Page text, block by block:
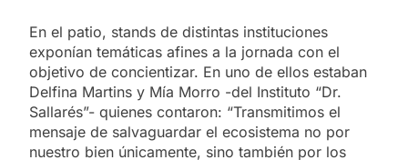
En el patio, stands de distintas instituciones
exponían temáticas afines a la jornada con el
objetivo de concientizar. En uno de ellos estaban
Delfina Martins y Mía Morro -del Instituto “Dr.
Sallarés”- quienes contaron: “Transmitimos el
mensaje de salvaguardar el ecosistema no por
nuestro bien únicamente, sino también por los